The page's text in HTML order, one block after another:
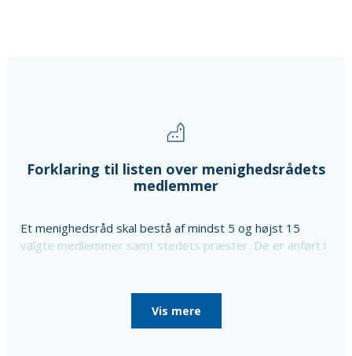
Forklaring til listen over menighedsrådets
medlemmer
Et menighedsråd skal bestå af mindst 5 og højst 15
valgte medlemmer samt stedets præster. De er anført i
menighedsrådet konstituerede sig, til særlige poster
som bl.a. kirkeværge og regnskabsfører.
Disse personer er i så fald nævnt efter de valgte
Vis mere